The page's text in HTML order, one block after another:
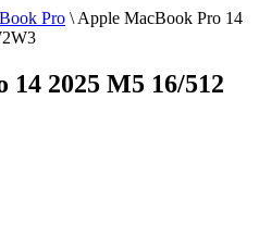
Pro \ Apple MacBook Pro 14
2025 M5 16/512